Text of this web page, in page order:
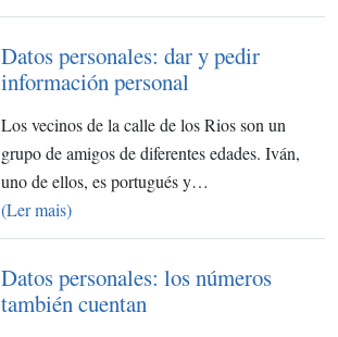
Datos personales: dar y pedir
información personal
Los vecinos de la calle de los Rios son un
grupo de amigos de diferentes edades. Iván,
uno de ellos, es portugués y…
(Ler mais)
Datos personales: los números
también cuentan